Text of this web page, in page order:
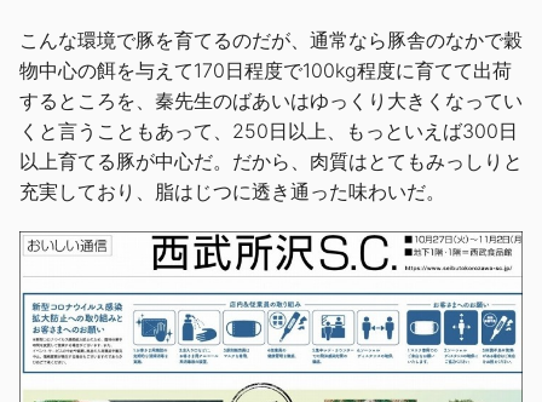
こんな環境で豚を育てるのだが、通常なら豚舎のなかで穀
物中心の餌を与えて170日程度で100kg程度に育てて出荷
するところを、秦先生のばあいはゆっくり大きくなってい
くと言うこともあって、250日以上、もっといえば300日
以上育てる豚が中心だ。だから、肉質はとてもみっしりと
充実しており、脂はじつに透き通った味わいだ。